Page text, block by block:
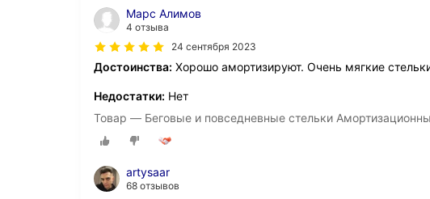
Марс Алимов
4 отзыва
24 сентября 2023
Достоинства: Хорошо амортизируют. Очень мягкие
Недостатки: Нет
Товар — Беговые и повседневные стельки
artysaar
68 отзывов